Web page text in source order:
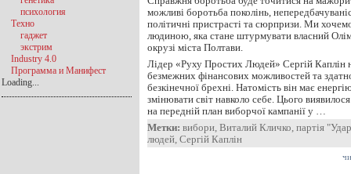
можливі боротьба поколінь,
політичні пристрасті та сюрпризи. Ми
людиною, яка стане штурмувати власний
окрузі міста Полтави.
Лідер «Руху Простих Людей» Сергій Каплін
безмежних фінансових можливостей та
безкінечної брехні. Натомість він має
змінювати світ навколо себе. Цього
на передній план виборчої кампанії у …
Метки: вибори, Виталий Кличко, партія
людей, Сергій Каплін
психология
Техно
гаджет
экстрим
Industry 4.0
Программа и Манифест
Loading...